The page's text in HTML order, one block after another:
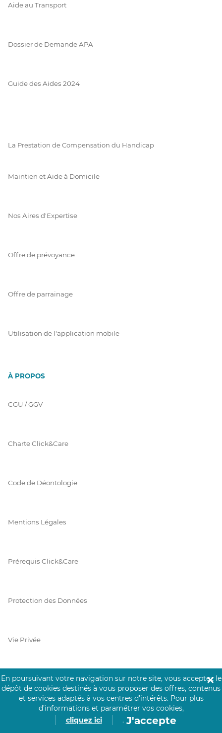
Aide au Transport
Dossier de Demande APA
Guide des Aides 2024
La Prestation de Compensation du Handicap
Maintien et Aide à Domicile
Nos Aires d'Expertise
Offre de prévoyance
Offre de parrainage
Utilisation de l'application mobile
À PROPOS
CGU / GGV
Charte Click&Care
Code de Déontologie
Mentions Légales
Prérequis Click&Care
Protection des Données
Vie Privée
PAIEMENT SÉCURISÉ
La collecte de vos informations de carte bancaire est cryptée
et assurée par Mangopay, société dûment agréée auprès de la
Banque de France.
En poursuivant votre navigation sur notre site, vous acceptez le
dépôt de cookies destinés à vous proposer des offres, contenus
et services adaptés à vos centres d’intérêts. Pour plus
d’informations et paramétrer vos cookies,
cliquez ici
. J'accepte
✕